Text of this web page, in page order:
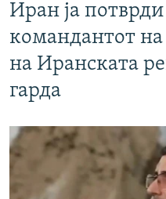
Иран ја
командантот
на Иранската
гарда